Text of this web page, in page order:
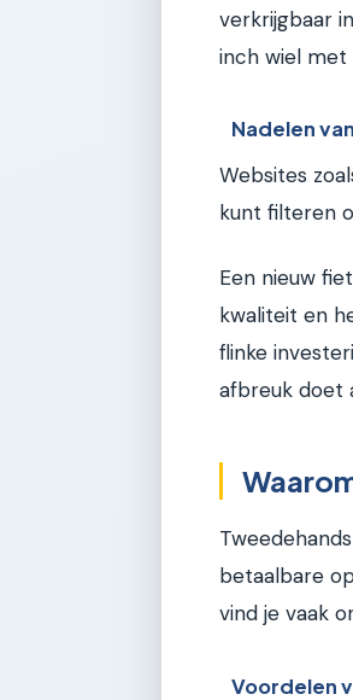
verkrijgbaar
inch wiel met
Nadelen
Websites
kunt filteren
Een nieuw
kwaliteit en
flinke
afbreuk doet
betaalbare
vind je vaak
Voordelen